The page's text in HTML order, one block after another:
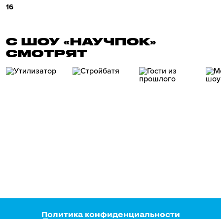
16
С ШОУ «НАУЧПОК»
СМОТРЯТ
Политика конфиденциальности